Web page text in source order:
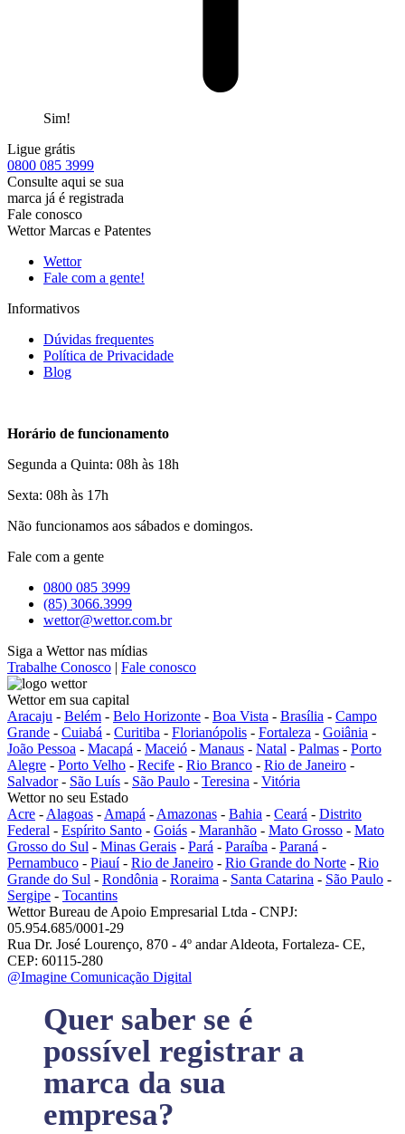
Sim!
Ligue grátis
0800 085 3999
Consulte aqui se sua
marca já é registrada
Fale conosco
Wettor Marcas e Patentes
Wettor
Fale com a gente!
Informativos
Dúvidas frequentes
Política de Privacidade
Blog
Horário de funcionamento
Segunda a Quinta: 08h às 18h
Sexta: 08h às 17h
Não funcionamos aos sábados e domingos.
Fale com a gente
0800 085 3999
(85) 3066.3999
wettor@wettor.com.br
Siga a Wettor nas mídias
Trabalhe Conosco | Fale conosco
Wettor em sua capital
Aracaju - Belém - Belo Horizonte - Boa Vista - Brasília - Campo
Grande - Cuiabá - Curitiba - Florianópolis - Fortaleza - Goiânia -
João Pessoa - Macapá - Maceió - Manaus - Natal - Palmas - Porto
Alegre - Porto Velho - Recife - Rio Branco - Rio de Janeiro -
Salvador- São Luís - São Paulo - Teresina - Vitória
Wettor no seu Estado
Acre - Alagoas - Amapá - Amazonas - Bahia - Ceará - Distrito
Federal - Espírito Santo - Goiás - Maranhão - Mato Grosso - Mato
Grosso do Sul - Minas Gerais - Pará - Paraíba - Paraná -
Pernambuco - Piauí- Rio de Janeiro - Rio Grande do Norte - Rio
Grande do Sul - Rondônia - Roraima - Santa Catarina - São Paulo -
Sergipe - Tocantins
Wettor Bureau de Apoio Empresarial Ltda - CNPJ:
05.954.685/0001-29
Rua Dr. José Lourenço, 870 - 4º andar Aldeota, Fortaleza- CE,
CEP: 60115-280
@Imagine Comunicação Digital
Quer saber se é
possível registrar a
marca da sua
empresa?